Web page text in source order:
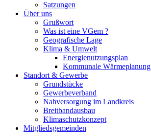
Satzungen
Über uns
Grußwort
Was ist eine VGem ?
Geografische Lage
Klima & Umwelt
Energienutzungsplan
Kommunale Wärmeplanung
Standort & Gewerbe
Grundstücke
Gewerbeverband
Nahversorgung im Landkreis
Breitbandausbau
Klimaschutzkonzept
Mitgliedsgemeinden